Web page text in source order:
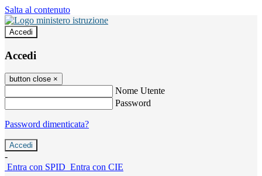
Salta al contenuto
Accedi
Accedi
button close ×
Nome Utente
Password
Password dimenticata?
-
Entra con SPID Entra con CIE